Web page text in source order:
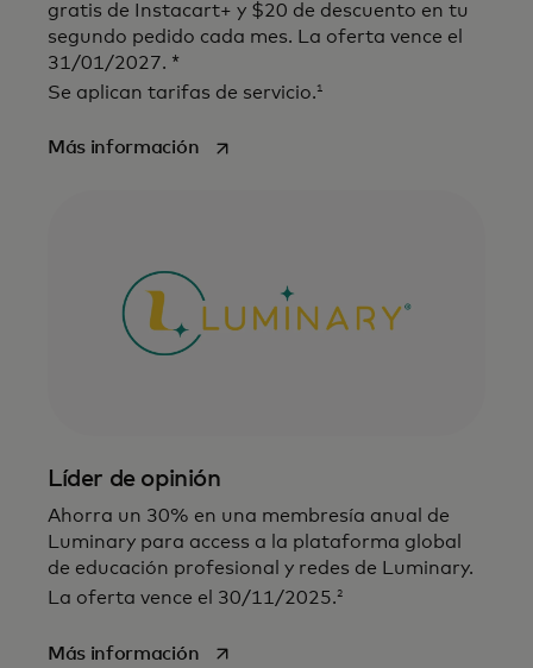
gratis de Instacart+ y $20 de descuento en tu
segundo pedido cada mes. La oferta vence el
31/01/2027. *
Se aplican tarifas de servicio. 1
Más informaciónse abre en una pestaña nueva
Líder de opinión
Ahorra un 30% en una membresía anual de
Luminary para access a la plataforma global
de educación profesional y redes de Luminary.
La oferta vence el 30/11/2025.2
Más informaciónse abre en una pestaña nueva